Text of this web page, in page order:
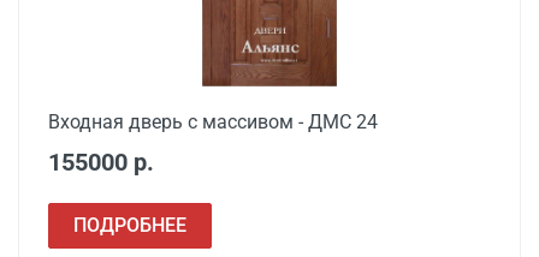
Входная дверь с массивом - ДМС 24
155000 р.
ПОДРОБНЕЕ